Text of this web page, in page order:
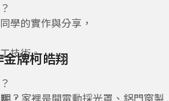
學的實作與分享，
技術。
？
牌柯皓翔
，家裡是開電動採光罩、鋁門窗製作